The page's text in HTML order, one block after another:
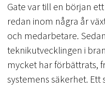
Gate var till en början
redan inom några år
och medarbetare.
teknikutvecklingen i
mycket har förbättrats,
systemens säkerhet.